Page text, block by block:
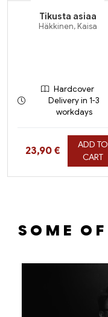
Tikusta asiaa
Häkkinen, Kaisa
Hardcover
Delivery in 1-3
workdays
Hinta nyt
23,90 €
ADD TO
CART
SOME